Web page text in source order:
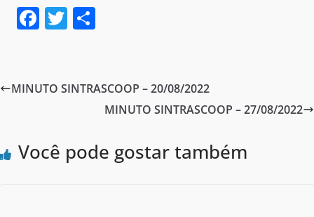
F
e
o
T
er e
MINUTO SINTRASCOOP – 20/08/2022
MINUTO SINTRASCOOP – 27/08/2022
Você pode gostar também